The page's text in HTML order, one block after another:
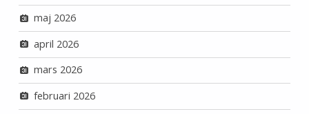
maj 2026
april 2026
mars 2026
februari 2026